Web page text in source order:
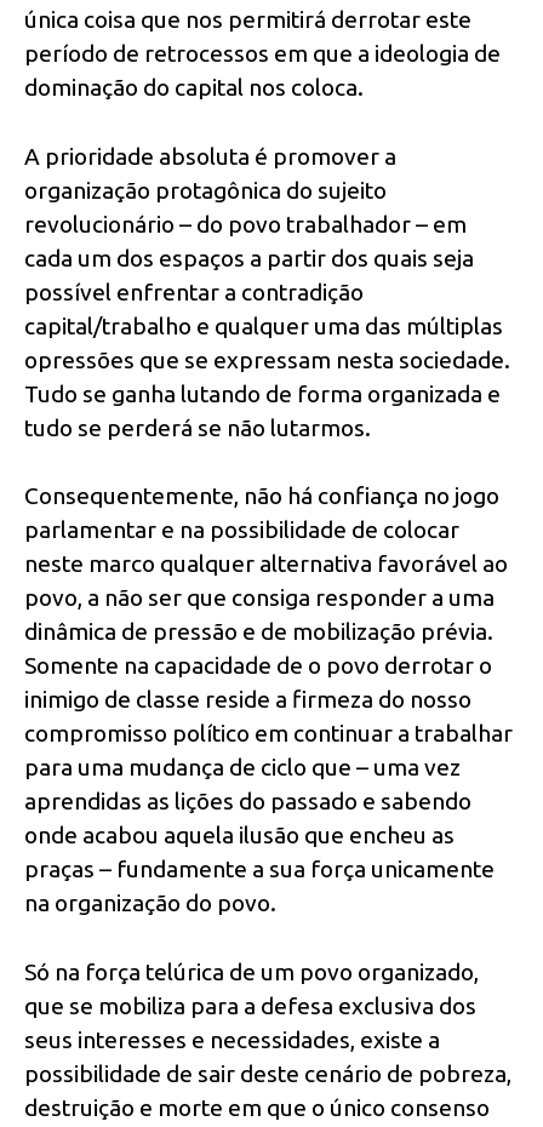
única coisa que nos permitirá derrotar este
período de retrocessos em que a ideologia de
dominação do capital nos coloca.
A prioridade absoluta é promover a
organização protagônica do sujeito
revolucionário – do povo trabalhador – em
cada um dos espaços a partir dos quais seja
possível enfrentar a contradição
capital/trabalho e qualquer uma das múltiplas
opressões que se expressam nesta sociedade.
Tudo se ganha lutando de forma organizada e
tudo se perderá se não lutarmos.
Consequentemente, não há confiança no jogo
parlamentar e na possibilidade de colocar
neste marco qualquer alternativa favorável ao
povo, a não ser que consiga responder a uma
dinâmica de pressão e de mobilização prévia.
Somente na capacidade de o povo derrotar o
inimigo de classe reside a firmeza do nosso
compromisso político em continuar a trabalhar
para uma mudança de ciclo que – uma vez
aprendidas as lições do passado e sabendo
onde acabou aquela ilusão que encheu as
praças – fundamente a sua força unicamente
na organização do povo.
Só na força telúrica de um povo organizado,
que se mobiliza para a defesa exclusiva dos
seus interesses e necessidades, existe a
possibilidade de sair deste cenário de pobreza,
destruição e morte em que o único consenso